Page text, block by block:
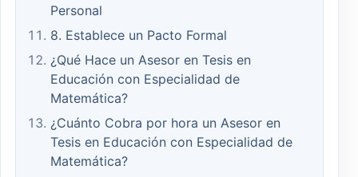
Personal
8. Establece un Pacto Formal
¿Qué Hace un Asesor en Tesis en
Educación con Especialidad de
Matemática?
¿Cuánto Cobra por hora un Asesor en
Tesis en Educación con Especialidad de
Matemática?